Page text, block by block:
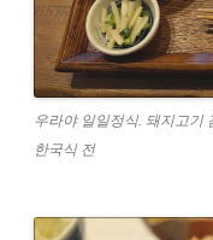
우라야 일일정식. 돼지고기
한국식 전